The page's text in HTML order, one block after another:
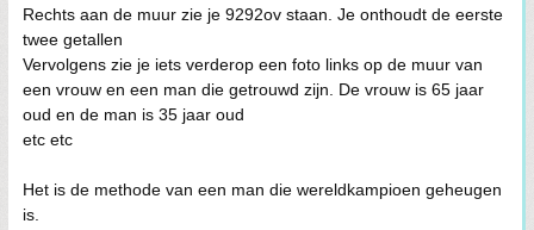
Rechts aan de muur zie je 9292ov staan. Je onthoudt de eerste
twee getallen
Vervolgens zie je iets verderop een foto links op de muur van
een vrouw en een man die getrouwd zijn. De vrouw is 65 jaar
oud en de man is 35 jaar oud
etc etc
Het is de methode van een man die wereldkampioen geheugen
is.